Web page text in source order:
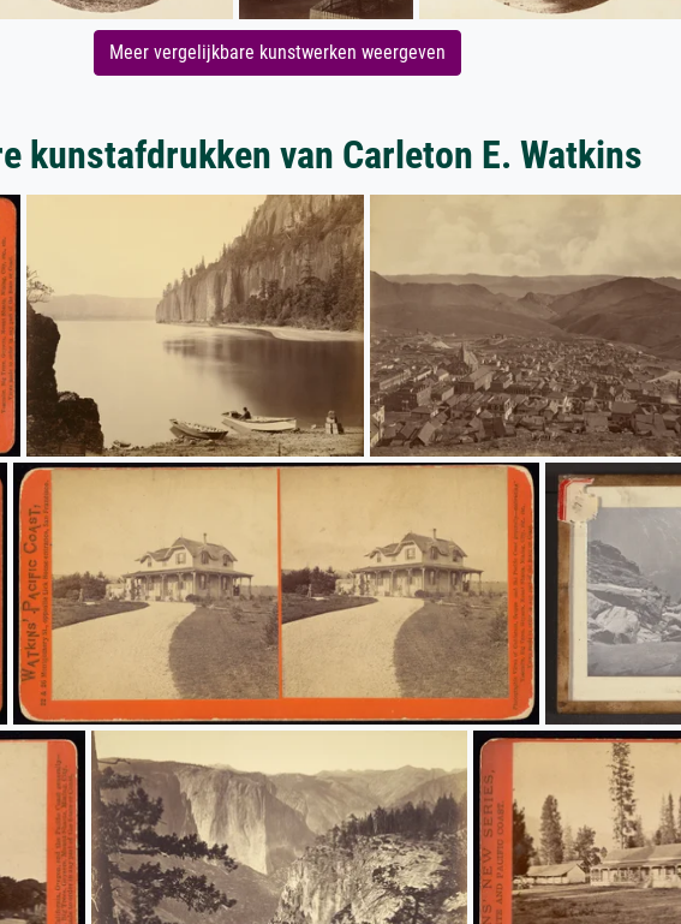
Meer vergelijkbare kunstwerken weergeven
kunstafdrukken van Carleton E. Watkins